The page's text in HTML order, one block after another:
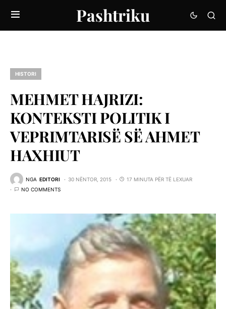
Pashtriku
HISTORI
MEHMET HAJRIZI:
KONTEKSTI POLITIK I
VEPRIMTARISË SË AHMET
HAXHIUT
NGA EDITORI 30 NËNTOR, 2015
17 MINUTA PËR TË LEXUAR
NO COMMENTS